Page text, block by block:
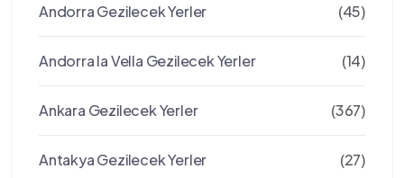
Andorra Gezilecek Yerler (45)
Andorra la Vella Gezilecek Yerler (14)
Ankara Gezilecek Yerler (367)
Antakya Gezilecek Yerler (27)